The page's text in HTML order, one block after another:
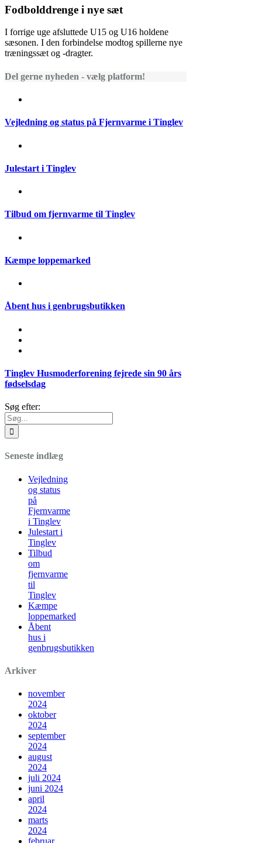
Fodbolddrenge i nye sæt
I forrige uge afsluttede U15 og U16 holdene
sæsonen. I den forbindelse modtog spillerne nye
træningssæt og -dragter.
Del gerne nyheden - vælg platform!
Vejledning og status på Fjernvarme i Tinglev
Julestart i Tinglev
Tilbud om fjernvarme til Tinglev
Kæmpe loppemarked
Åbent hus i genbrugsbutikken
Tinglev Husmoderforening fejrede sin 90 års
fødselsdag
Søg efter:
Seneste indlæg
Vejledning
og status
på
Fjernvarme
i Tinglev
Julestart i
Tinglev
Tilbud
om
fjernvarme
til
Tinglev
Kæmpe
loppemarked
Åbent
hus i
genbrugsbutikken
Arkiver
november
2024
oktober
2024
september
2024
august
2024
juli 2024
juni 2024
april
2024
marts
2024